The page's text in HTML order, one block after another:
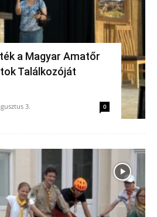
a Magyar Amatőr
Találkozóját
3. 0